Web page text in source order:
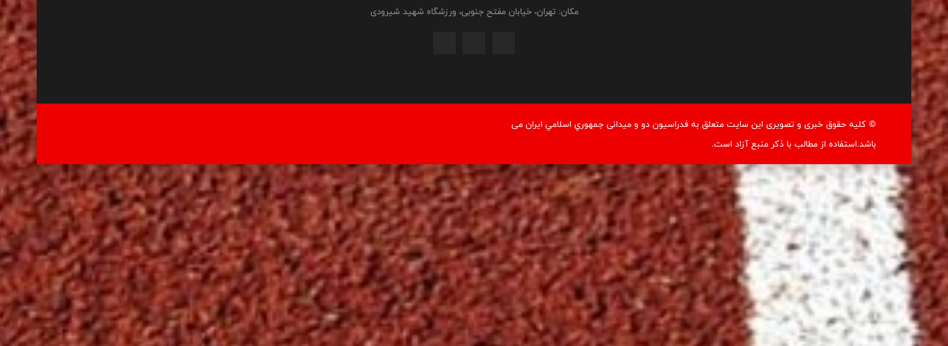
مکان: تهران، خیابان مفتح جنوبی، ورزشگاه شهید شیرودی
© کليه حقوق خبری و تصويری اين سايت متعلق به فدراسيون دو و میدانی جمهوري اسلامي ايران می
باشد.استفاده از مطالب با ذكر منبع آزاد است.